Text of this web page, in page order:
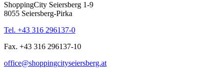
ShoppingCity Seiersberg 1-9
8055 Seiersberg-Pirka
Tel. +43 316 296137-0
Fax. +43 316 296137-10
office@shoppingcityseiersberg.at